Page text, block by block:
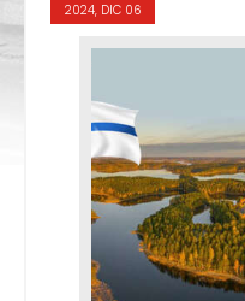
2024, DIC 06